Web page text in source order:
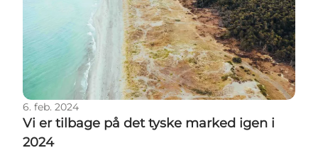
6. feb. 2024
Vi er tilbage på det tyske marked igen i
2024